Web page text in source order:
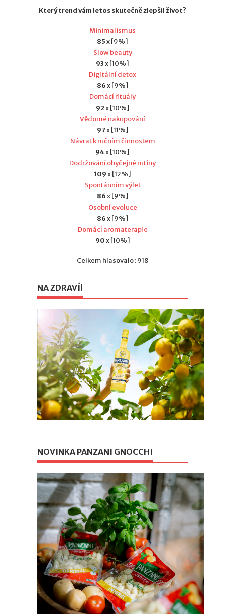
Který trend vám letos skutečně zlepšil život?
Minimalismus
85x [9%]
Slow beauty
93x [10%]
Digitální detox
86x [9%]
Domácí rituály
92x [10%]
Vědomé nakupování
97x [11%]
Návrat k ručním činnostem
94x [10%]
Dodržování obyčejné rutiny
109x [12%]
Spontánním výlet
86x [9%]
Osobní evoluce
86x [9%]
Domácí aromaterapie
90x [10%]
Celkem hlasovalo : 918
NA ZDRAVÍ!
NOVINKA PANZANI GNOCCHI